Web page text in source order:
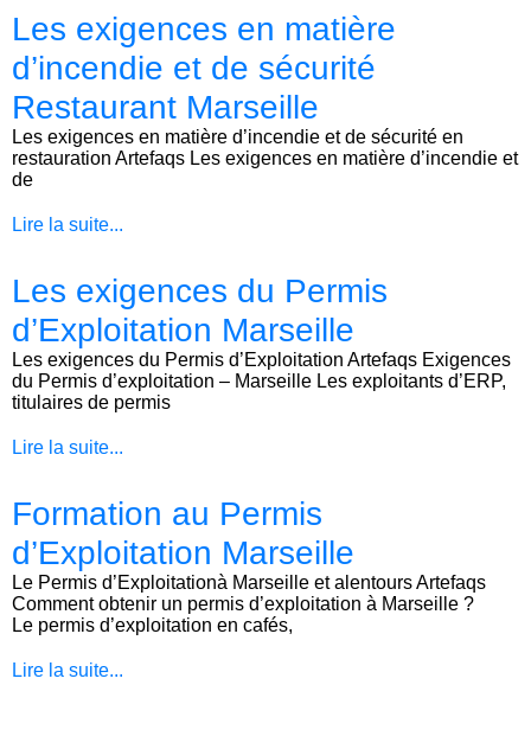
Les exigences en matière
d’incendie et de sécurité
Restaurant Marseille
Les exigences en matière d’incendie et de sécurité en
restauration Artefaqs Les exigences en matière d’incendie et
de
Lire la suite...
Les exigences du Permis
d’Exploitation Marseille
Les exigences du Permis d’Exploitation Artefaqs Exigences
du Permis d’exploitation – Marseille Les exploitants d’ERP,
titulaires de permis
Lire la suite...
Formation au Permis
d’Exploitation Marseille
Le Permis d’Exploitationà Marseille et alentours Artefaqs
Comment obtenir un permis d’exploitation à Marseille ?
Le permis d’exploitation en cafés,
Lire la suite...